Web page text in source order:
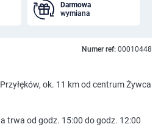
Darmowa
wymiana
Numer ref: 00010448
ok. 11 km od centrum Żywca
trwa od godz. 15:00 do godz. 12:00